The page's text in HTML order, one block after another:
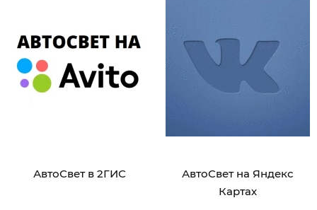
АвтоСвет в 2ГИС
АвтоСвет на Яндекс
Картах